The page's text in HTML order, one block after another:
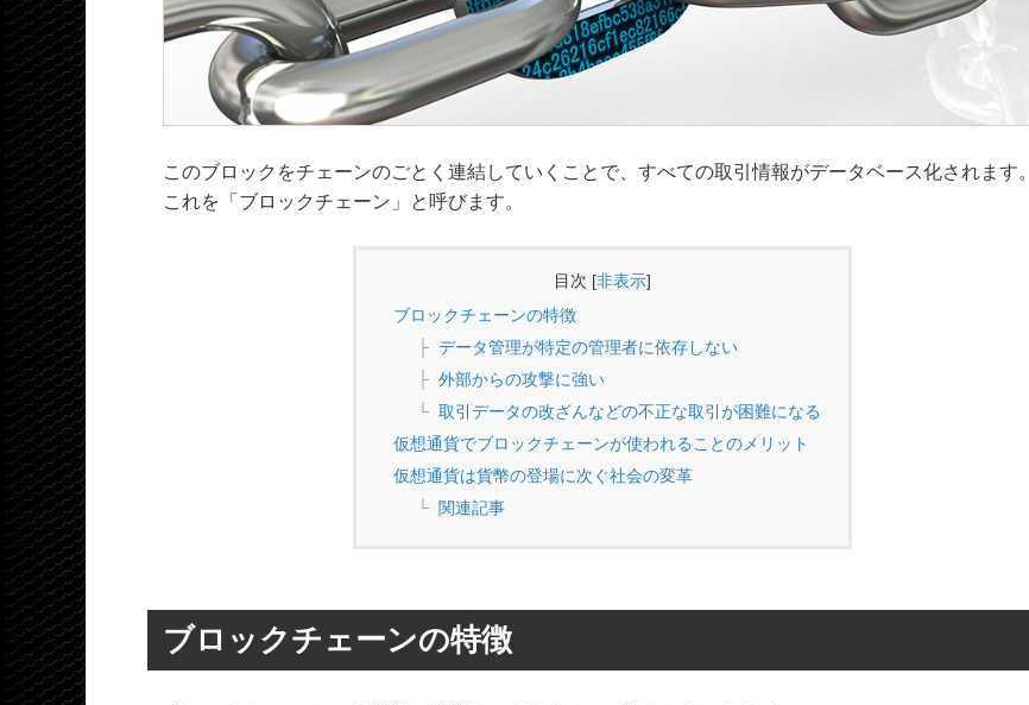
このブロックをチェーンのごとく連結していくことで、すべての取引情報がデータベース化されます。
これを「ブロックチェーン」と呼びます。
目次 [非表示]
ブロックチェーンの特徴
データ管理が特定の管理者に依存しない
外部からの攻撃に強い
取引データの改ざんなどの不正な取引が困難になる
仮想通貨でブロックチェーンが使われることのメリット
仮想通貨は貨幣の登場に次ぐ社会の変革
関連記事
ブロックチェーンの特徴